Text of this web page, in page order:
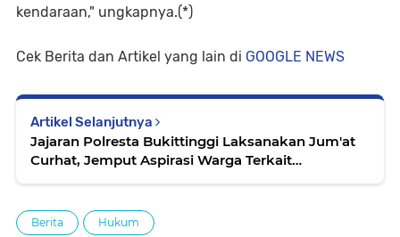
kendaraan," ungkapnya.(*)
Cek Berita dan Artikel yang lain di GOOGLE NEWS
Artikel Selanjutnya
Jajaran Polresta Bukittinggi Laksanakan Jum'at
Curhat, Jemput Aspirasi Warga Terkait
Berita Hukum